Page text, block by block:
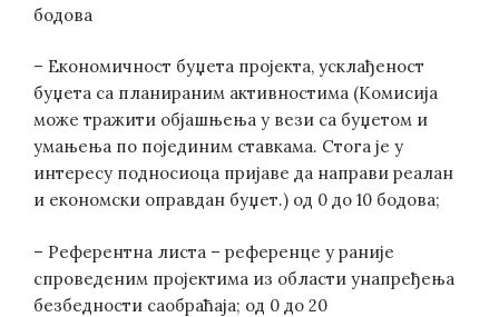
бодова
– Економичност буџета пројекта, усклађеност
буџета са планираним активностима (Комисија
може тражити објашњења у вези са буџетом и
умањења по појединим ставкама. Стога је у
интересу подносиоца пријаве да направи реалан
и економски оправдан буџет.) од 0 до 10 бодова;
– Референтна листа – референце у раније
спроведеним пројектима из области унапређења
безбедности саобраћаја; од 0 до 20